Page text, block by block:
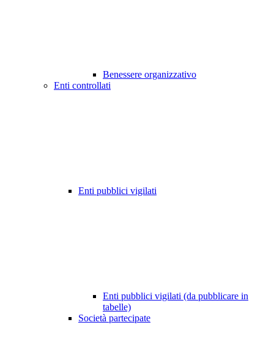
Benessere organizzativo
Enti controllati
Enti pubblici vigilati
Enti pubblici vigilati (da pubblicare in
tabelle)
Società partecipate